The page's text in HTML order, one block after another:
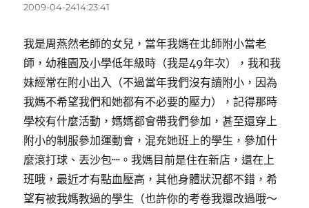
2009-04-2414:23:41
我是周燕然老師的女兒，當年我媽在北師附小當老
師，幼稚園及小學低年級時（我是49年次），我和我
妹經常在附小出入（不過當年我們沒有讀附小，因為
我媽不希望我們和她都有不必要的壓力），記得那時
學校有什麼活動，媽媽都會帶我們參加，甚至還穿上
附小的制服參加運動會，混充她班上的學生，參加什
麼滾打球、丟沙包····。我媽目前是住在新店，還在上
班哦，最近才有點血壓高，其他身體狀況都不錯，希
望有被我媽教過的學生（也許你的考卷我還改過哦～